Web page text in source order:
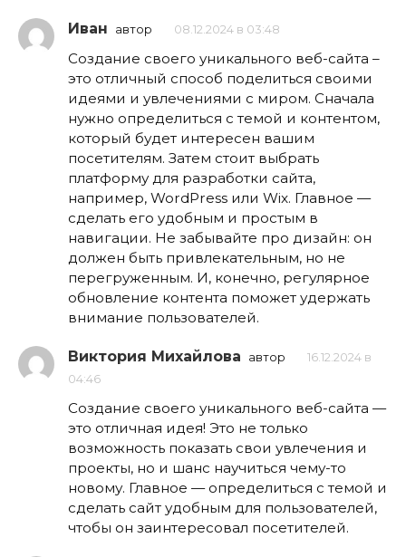
Иван автор 08.12.2024 в 03:48
Создание своего уникального веб-сайта –
это отличный способ поделиться своими
идеями и увлечениями с миром. Сначала
нужно определиться с темой и контентом,
который будет интересен вашим
посетителям. Затем стоит выбрать
платформу для разработки сайта,
например, WordPress или Wix. Главное —
сделать его удобным и простым в
навигации. Не забывайте про дизайн: он
должен быть привлекательным, но не
перегруженным. И, конечно, регулярное
обновление контента поможет удержать
внимание пользователей.
Виктория Михайлова автор
16.12.2024 в
04:46
Создание своего уникального веб-сайта —
это отличная идея! Это не только
возможность показать свои увлечения и
проекты, но и шанс научиться чему-то
новому. Главное — определиться с темой и
сделать сайт удобным для пользователей,
чтобы он заинтересовал посетителей.